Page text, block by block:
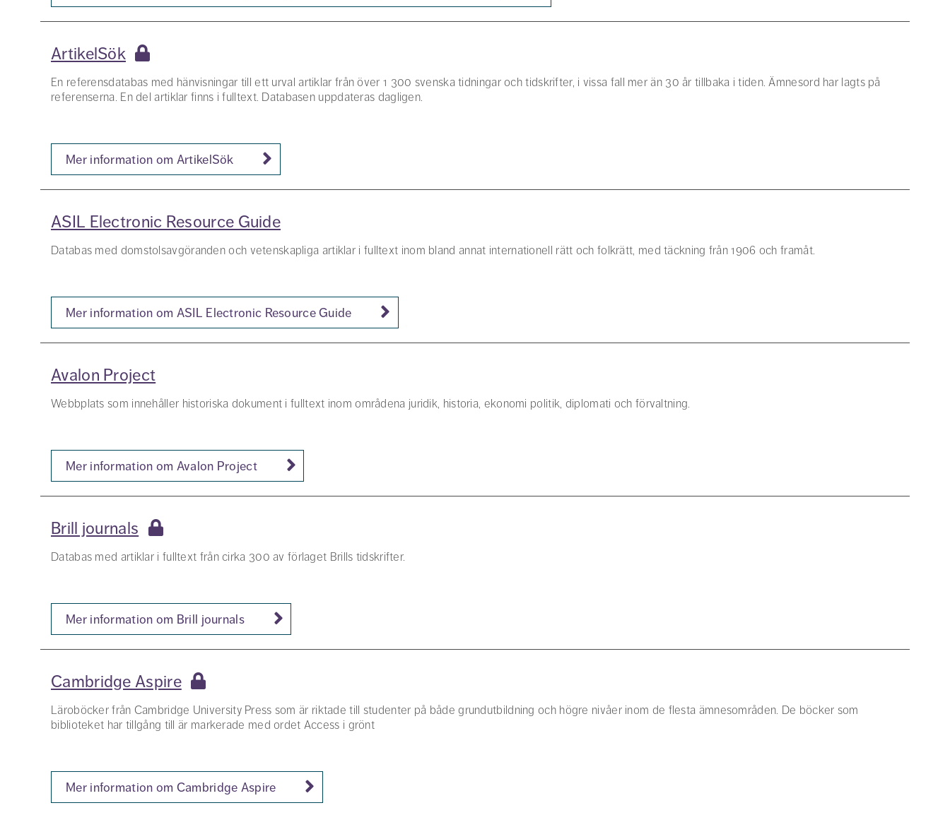
ArtikelSök
En referensdatabas med hänvisningar till ett urval artiklar från över 1 300 svenska tidningar och tidskrifter, i vissa fall mer än 30 år tillbaka i tiden. Ämnesord har lagts på
referenserna. En del artiklar finns i fulltext. Databasen uppdateras dagligen.
Mer information om ArtikelSök
ASIL Electronic Resource Guide
Databas med domstolsavgöranden och vetenskapliga artiklar i fulltext inom bland annat internationell rätt och folkrätt, med täckning från 1906 och framåt.
Mer information om ASIL Electronic Resource Guide
Avalon Project
Webbplats som innehåller historiska dokument i fulltext inom områdena juridik, historia, ekonomi politik, diplomati och förvaltning.
Mer information om Avalon Project
Brill journals
Databas med artiklar i fulltext från cirka 300 av förlaget Brills tidskrifter.
Mer information om Brill journals
Cambridge Aspire
Läroböcker från Cambridge University Press som är riktade till studenter på både grundutbildning och högre nivåer inom de flesta ämnesområden. De böcker som
biblioteket har tillgång till är markerade med ordet Access i grönt
Mer information om Cambridge Aspire